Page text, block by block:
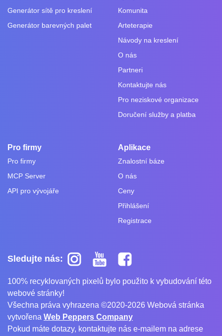
Generátor sítě pro kreslení
Generátor barevných palet
Komunita
Arteterapie
Návody na kreslení
O nás
Partneri
Kontaktujte nás
Pro neziskové organizace
Doručení služby a platba
Pro firmy
Pro firmy
MCP Server
API pro vývojáře
Aplikace
Znalostní báze
O nás
Ceny
Přihlášení
Registrace
Sledujte nás:
100% recyklovaných pixelů bylo použito k vybudování této
webové stránky!
Všechna práva vyhrazena ©2020-2026 Webová stránka
vytvořena Web Peppers Company
Pokud máte dotazy, kontaktujte nás e-mailem na adrese